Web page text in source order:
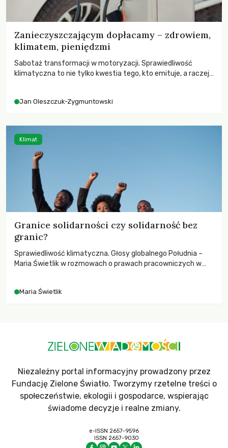
Zanieczyszczającym dopłacamy – zdrowiem,
klimatem, pieniędzmi
Sabotaż transformacji w motoryzacji. Sprawiedliwość
klimatyczna to nie tylko kwestia tego, kto emituje, a raczej
Jan Oleszczuk-Zygmuntowski
Granice solidarności czy solidarność bez
granic?
Sprawiedliwość klimatyczna. Głosy globalnego Południa –
Maria Świetlik w rozmowach o prawach pracowniczych w
Maria Świetlik
Klimat
Niezależny portal informacyjny prowadzony przez
Fundację Zielone Światło. Tworzymy rzetelne treści o
społeczeństwie, ekologii i gospodarce, wspierając
świadome decyzje i realne zmiany.
e-ISSN 2657-9596
ISSN 2657-9030